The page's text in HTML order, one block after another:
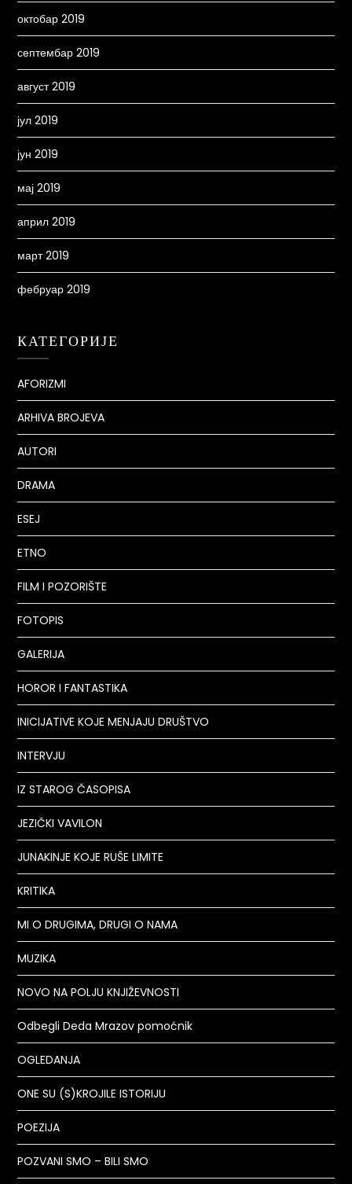
октобар 2019
септембар 2019
август 2019
јул 2019
јун 2019
мај 2019
април 2019
март 2019
фебруар 2019
КАТЕГОРИЈЕ
AFORIZMI
ARHIVA BROJEVA
AUTORI
DRAMA
ESEJ
ETNO
FILM I POZORIŠTE
FOTOPIS
GALERIJA
HOROR I FANTASTIKA
INICIJATIVE KOJE MENJAJU DRUŠTVO
INTERVJU
IZ STAROG ČASOPISA
JEZIČKI VAVILON
JUNAKINJE KOJE RUŠE LIMITE
KRITIKA
MI O DRUGIMA, DRUGI O NAMA
MUZIKA
NOVO NA POLJU KNJIŽEVNOSTI
Odbegli Deda Mrazov pomoćnik
OGLEDANJA
ONE SU (S)KROJILE ISTORIJU
POEZIJA
POZVANI SMO – BILI SMO